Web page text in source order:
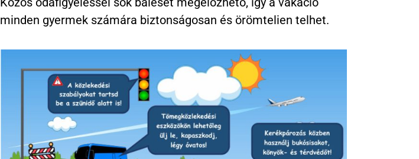
minden gyermek számára biztonságosan és örömtelien telhet.